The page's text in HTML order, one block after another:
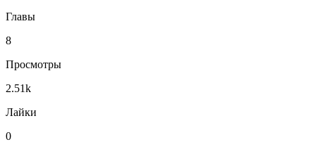
Главы
8
Просмотры
2.51k
Лайки
0